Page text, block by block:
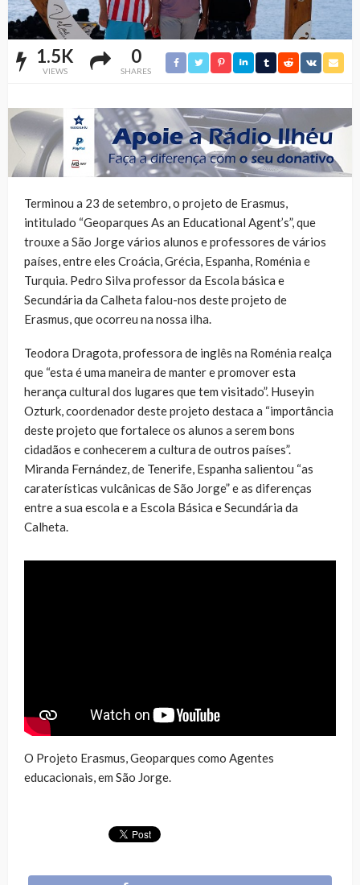
1.5K
VIEWS
0
SHARES
Terminou a 23 de setembro, o projeto de Erasmus,
intitulado “Geoparques As an Educational Agent’s”, que
trouxe a São Jorge vários alunos e professores de vários
países, entre eles Croácia, Grécia, Espanha, Roménia e
Turquia. Pedro Silva professor da Escola básica e
Secundária da Calheta falou-nos deste projeto de
Erasmus, que ocorreu na nossa ilha.
Teodora Dragota, professora de inglês na Roménia realça
que “esta é uma maneira de manter e promover esta
herança cultural dos lugares que tem visitado”. Huseyin
Ozturk, coordenador deste projeto destaca a “importância
deste projeto que fortalece os alunos a serem bons
cidadãos e conhecerem a cultura de outros países”.
Miranda Fernández, de Tenerife, Espanha salientou “as
caraterísticas vulcânicas de São Jorge” e as diferenças
entre a sua escola e a Escola Básica e Secundária da
Calheta.
O Projeto Erasmus, Geoparques como Agentes
educacionais, em São Jorge.